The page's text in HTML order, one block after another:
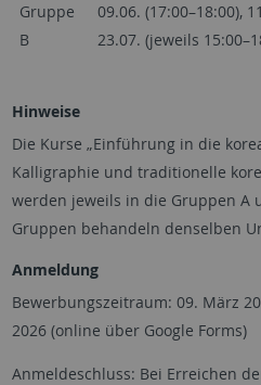
Gruppe
B
09.06. (17:00–18:00),
23.07. (jeweils
Hinweise
Die Kurse „Einführung in die
Kalligraphie und traditionelle
werden jeweils in die Gruppen A
Gruppen behandeln denselben
Anmeldung
Bewerbungszeitraum: 09. März
2026 (online über Google Forms)
Anmeldeschluss: Bei Erreichen